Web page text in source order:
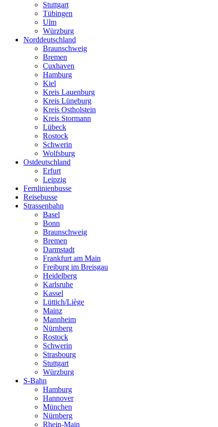
Stuttgart
Tübingen
Ulm
Würzburg
Norddeutschland
Braunschweig
Bremen
Cuxhaven
Hamburg
Kiel
Kreis Lauenburg
Kreis Lüneburg
Kreis Ostholstein
Kreis Stormann
Lübeck
Rostock
Schwerin
Wolfsburg
Ostdeutschland
Erfurt
Leipzig
Fernlinienbusse
Reisebusse
Strassenbahn
Basel
Bonn
Braunschweig
Bremen
Darmstadt
Frankfurt am Main
Freiburg im Breisgau
Heidelberg
Karlsruhe
Kassel
Lüttich/Liège
Mainz
Mannheim
Nürnberg
Rostock
Schwerin
Strasbourg
Stuttgart
Würzburg
S-Bahn
Hamburg
Hannover
München
Nürnberg
Rhein-Main